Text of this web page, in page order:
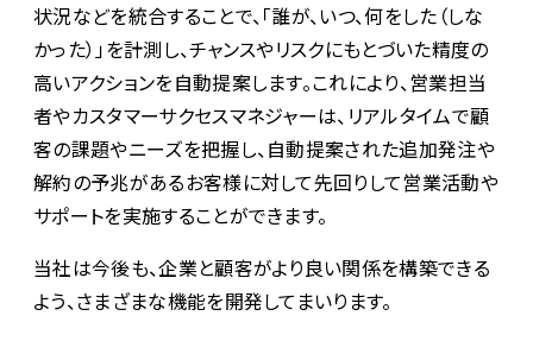
状況などを統合することで、「誰が、いつ、何をした（しな
かった）」を計測し、チャンスやリスクにもとづいた精度の
高いアクションを自動提案します。これにより、営業担当
者やカスタマーサクセスマネジャーは、リアルタイムで顧
客の課題やニーズを把握し、自動提案された追加発注や
解約の予兆があるお客様に対して先回りして営業活動や
サポートを実施することができます。
当社は今後も、企業と顧客がより良い関係を構築できる
よう、さまざまな機能を開発してまいります。